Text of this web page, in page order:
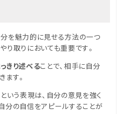
を魅力的に見せる方法の一つ
り取りにおいても重要です。
きり述べることで、相手に自分
ます。
いう表現は、自分の意見を強く
分の自信をアピールすることが